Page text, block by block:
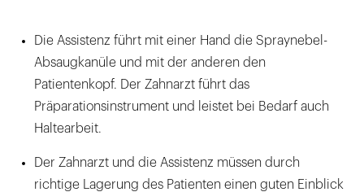
Die Assistenz führt mit einer Hand die Spraynebel-
Absaugkanüle und mit der anderen den
Patientenkopf. Der Zahnarzt führt das
Präparationsinstrument und leistet bei Bedarf auch
Haltearbeit.
Der Zahnarzt und die Assistenz müssen durch
richtige Lagerung des Patienten einen guten Einblick